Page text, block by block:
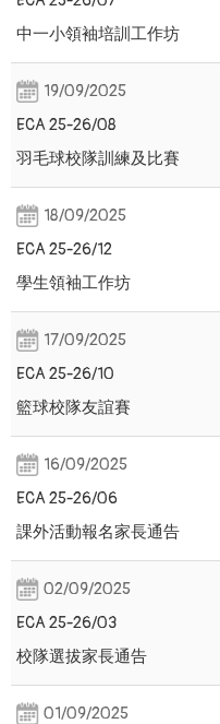
中一小領袖培訓工作坊
19/09/2025
ECA 25-26/08
羽毛球校隊訓練及比賽
18/09/2025
ECA 25-26/12
學生領袖工作坊
17/09/2025
ECA 25-26/10
籃球校隊友誼賽
16/09/2025
ECA 25-26/06
課外活動報名家長通告
02/09/2025
ECA 25-26/03
校隊選拔家長通告
01/09/2025